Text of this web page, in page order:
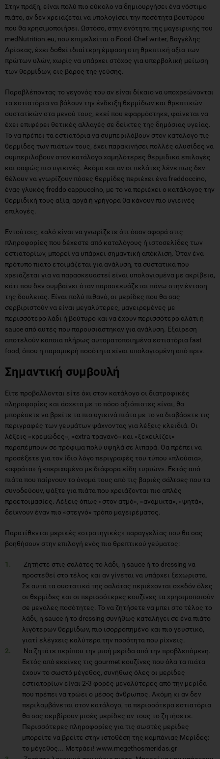
Στην πράξη, είναι πολύ πιο εύκολο να δημιουργήσει ένα νόστιμο
πιάτο, αν δεν χρειάζεται να υπολογίσει την ποσότητα βουτύρου
που θα χρησιμοποιήσει. Ωστόσο, στην ενότητα της μαγειρικής του
medNutrition.eu, που επιμελείται ο Food-Chef writer, Βαγγέλης
Δρίσκας, έχει δοθεί ιδιαίτερη έμφαση στη θρεπτική αξία των
πρώτων υλών, χωρίς να υπάρχει στόχος για υπερβολική μείωση
των θερμίδων, εις βάρος της γεύσης.
Παραβλέποντας το γεγονός του αν είναι δίκαιο να υποχρεώνονται
τα εστιατόρια να βάλουν την ένδειξη θερμίδων και θρεπτικών
συστατiκών στα μενού τους, εκεί που εφαρμόστηκε, φαίνεται να
έχει επιφέρει θετικές αλλαγές σε δείκτες της δημόσιας υγείας.
Το να πρέπει τα εστιατόρια να συμπεριλάβουν στον κατάλογο τις
θερμίδες των πιάτων τους, έχει παρακινήσει πολλές αλυσίδες να
συμπεριλάβουν στον κατάλογο χαμηλότερες θερμιδικά επιλογές
και σαφώς πιο υγιεινές. Ακόμα και αν οι πελάτες λένε πως δεν
θέλουν να γνωρίζουν πόσες θερμίδες περιέχει ένα freddoccino,
ένας γλυκός freddo cappuccino, με το να περιέχει ο κατάλογος την
θερμιδική τους αξία, αργά ή γρήγορα θα κάνουν πιο υγιεινές
επιλογές.
Εντούτοις, καλό είναι να γνωρίζετε ότι όσον αφορά στις
πληροφορίες που δέχεστε από καταλόγους ή ιστοσελίδες των
εστιατορίων, μπορεί να υπάρχει σημαντική απόκλιση. Όταν ένα
πρότυπο πιάτο ετοιμάζεται για ανάλυση, τα συστατικά που
χρειάζεται για να παρασκευαστεί είναι υπολογισμένα με ακρίβεια,
κάτι που δεν συμβαίνει όταν παρασκευάζεται πάνω στην ένταση
της δουλειάς. Είναι πολύ πιθανό, οι μερίδες που θα σας
σερβιριστούν να είναι μεγαλύτερες, μαγειρεμένες με
περισσότερο λάδι ή βούτυρο και να έχουν περισσότερο αλάτι ή
sauce από αυτές που παρουσιάστηκαν για ανάλυση. Εξαίρεση
αποτελούν κάποια πλήρως αυτοματοποιημένα εστιατόρια fast
food, όπου η παραμικρή ποσότητα είναι υπολογισμένη από πριν.
Σημαντική συμβουλή
Είτε προβάλλονται είτε όχι στον κατάλογο οι διατροφικές
πληροφορίες και άσχετα με το πόσο αξιόπιστες είναι, θα
μπορέσετε να βρείτε τα πιο υγιεινά πιάτα με το να διαβάσετε τις
περιγραφές των γευμάτων ψάχνοντας για λέξεις κλειδιά. Οι
λέξεις «κρεμώδες», «extra τραγανό» και «ξεχειλίζει»
παραπέμπουν σε τρόφιμα πολύ υψηλά σε λιπαρά. Θα πρέπει να
προσέξετε για τον ίδιο λόγο περιγραφές του τύπου «πλούσια»,
«αφράτα» ή «περιχυμένο με διάφορα είδη τυριών». Εκτός από
πιάτα που παίρνουν το όνομά τους από τις βαριές σάλτσες που τα
συνοδεύουν, ψάξτε για πιάτα που χρειάζονται πιο απλές
προετοιμασίες. Λέξεις όπως «στον ατμό», «ανάμικτα», «ψητά»,
δείχνουν έναν πιο «στεγνό» τρόπο μαγειρέματος.
Παρατίθενται μερικές «στρατηγικές» παραγγελίας που θα σας
βοηθήσουν στην επιλογή ενός πιο θρεπτικού γεύματος:
Ζητήστε στις σαλάτες το λάδι, η sauce ή το dressing να
προστεθεί στο τέλος και αν γίνεται να υπάρχει ξεχωριστά.
Σε αυτά τα συστατικά της σαλάτας περιέχονται σχεδόν όλες
οι θερμίδες και οι περισσότερες κουζίνες τα χρησιμοποιούν
σε μεγάλες ποσότητες. Το να ζητήσετε να μπει στο τέλος το
λάδι, η sauce ή το dressing συνήθως καταλήγει σε ένα πιάτο
λιγότερων θερμίδων, πιο ισορροπημένο και πιο γευστικό,
γιατί ελέγχεις καλύτερα την ποσότητα που ρίχνεις.
Να ζητάτε περίπου την μισή μερίδα από την προβλεπόμενη.
Εκτός από εκείνες τις gourmet κουζίνες που όλα τα πιάτα
έχουν το σωστό μέγεθος, συνήθως όλες οι μερίδες
εστιατορίων είναι 2-3 φορές μεγαλύτερες από την μερίδα
που πρέπει να τρώει ο μέσος άνθρωπος. Ακόμη κι αν δεν
περιλαμβάνεται στον κατάλογο, τα περισσότερα εστιατόρια
θα σας σερβίρουν μισές μερίδες αν τους το ζητήσετε.
Περισσότερες πληροφορίες για τις σωστές μερίδες
μπορείτε να βρείτε στην ιστοθέση της καμπάνιας Μερίδες:
το μέγεθος... Μετράει! www.megethosmeridas.gr